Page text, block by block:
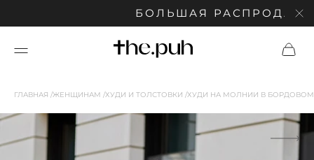
БОЛЬШАЯ РАСПРОДАЖА:
ГЛАВНАЯ ЖЕНЩИНАМ ХУДИ И ТОЛСТОВКИ ХУДИ НА МОЛНИИ В БОРДОВОМ